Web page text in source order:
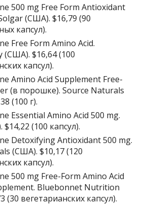
500 mg Free Form Antioxidant
(США). $16,79 (90
капсул).
Free Form Amino Acid.
(США). $16,64 (100
капсул).
Amino Acid Supplement Free-
(в порошке). Source Naturals
(100 г).
Essential Amino Acid 500 mg.
(100 капсул).
Detoxifying Antioxidant 500 mg.
(США). $10,17 (120
капсул).
500 mg Free-Form Amino Acid
Bluebonnet Nutrition
(30 вегетарианских капсул).